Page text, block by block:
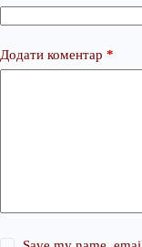
Додати коментар *